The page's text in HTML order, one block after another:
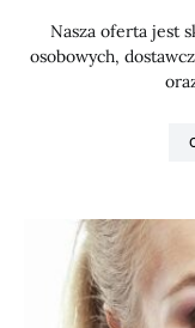
Nasza oferta jest
osobowych,